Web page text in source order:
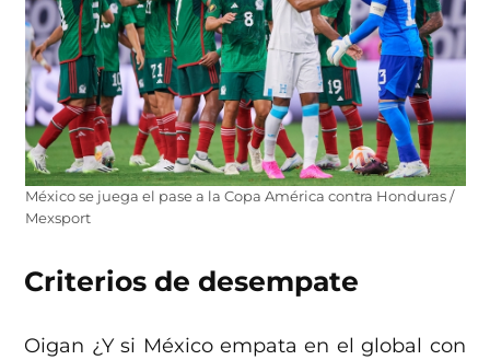
México se juega el pase a la Copa América contra Honduras /
Mexsport
Criterios de desempate
Oigan ¿Y si México empata en el global con